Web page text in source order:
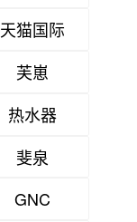
天猫国际
芙崽
热水器
斐泉
GNC